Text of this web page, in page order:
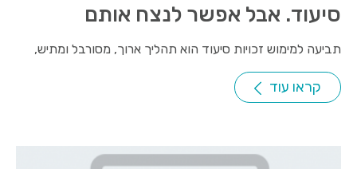
סיעוד. אבל אפשר לנצח אותם
תביעה למימוש זכויות סיעוד הוא תהליך ארוך, מסורבל ומתיש,
קראו עוד